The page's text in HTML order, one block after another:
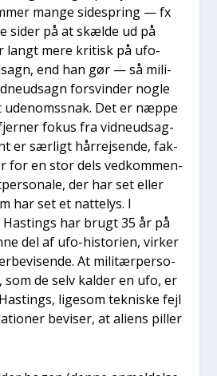
man­ge sidespring — fx
sider på at skæl­de ud på
langt mere kri­tisk på ufo-
end han gør — så mili­
for­svin­der nog­le
Det er næp­pe
fokus fra vid­neud­sag­
er sær­ligt hår­rej­sen­de, fak­
for en stor dels ved­kom­men­
der har set eller
har set et nat­te­lys. I
har brugt 35 år på
del af ufo-histo­ri­en, vir­ker
At mili­tær­per­so­
de selv kal­der en ufo, er
lige­som tek­ni­ske fejl
bevi­ser, at ali­ens pil­ler